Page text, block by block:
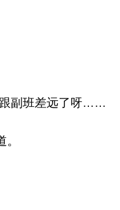
副班差远了呀……